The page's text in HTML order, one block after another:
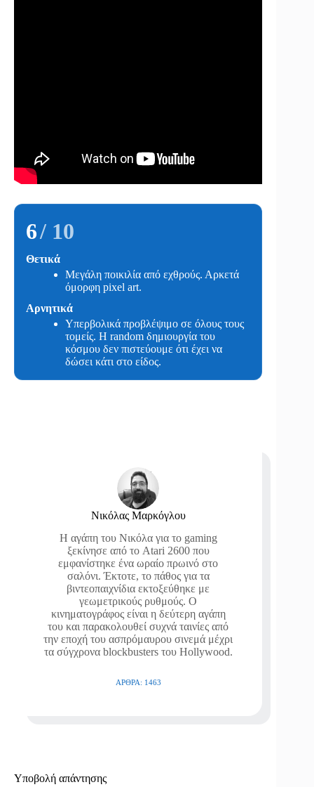
6/ 10
Θετικά
Μεγάλη ποικιλία από εχθρούς. Αρκετά
όμορφη pixel art.
Αρνητικά
Υπερβολικά προβλέψιμο σε όλους τους
τομείς. Η random δημιουργία του
κόσμου δεν πιστεύουμε ότι έχει να
δώσει κάτι στο είδος.
Νικόλας Μαρκόγλου
Η αγάπη του Νικόλα για το gaming
ξεκίνησε από το Atari 2600 που
εμφανίστηκε ένα ωραίο πρωινό στο
σαλόνι. Έκτοτε, το πάθος για τα
βιντεοπαιχνίδια εκτοξεύθηκε με
γεωμετρικούς ρυθμούς. Ο
κινηματογράφος είναι η δεύτερη αγάπη
του και παρακολουθεί συχνά ταινίες από
την εποχή του ασπρόμαυρου σινεμά μέχρι
τα σύγχρονα blockbusters του Hollywood.
ΆΡΘΡΑ: 1463
Υποβολή απάντησης